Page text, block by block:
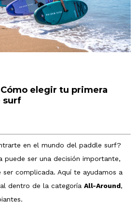
elegir tu primera
surf
en el mundo del paddle surf?
puede ser una decisión importante,
complicada. Aquí te ayudamos a
dentro de la categoría All-Around,